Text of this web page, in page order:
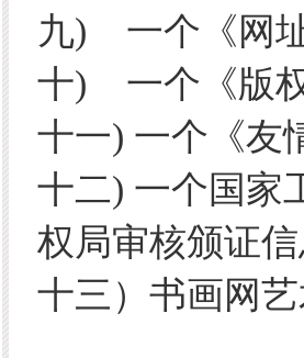
九) 一个《网
十) 一个《版
十一) 一个《友
十二) 一个国家
权局审核颁证
十三）书画网